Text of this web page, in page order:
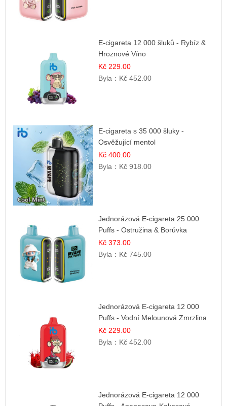
E-cigareta 12 000 šluků - Rybíz &
Hroznové Víno
Kč 229.00
Byla： Kč 452.00
E-cigareta s 35 000 šluky -
Osvěžující mentol
Kč 400.00
Byla： Kč 918.00
Jednorázová E-cigareta 25 000
Puffs - Ostružina & Borůvka
Kč 373.00
Byla： Kč 745.00
Jednorázová E-cigareta 12 000
Puffs - Vodní Melounová Zmrzlina
Kč 229.00
Byla： Kč 452.00
Jednorázová E-cigareta 12 000